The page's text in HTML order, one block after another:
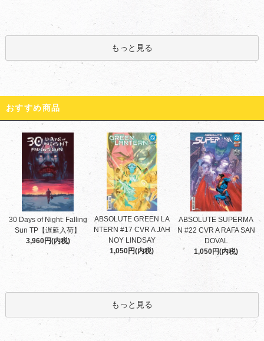
もっと見る
おすすめ商品
30 Days of Night: Falling
Sun TP【遅延入荷】
3,960円(内税)
ABSOLUTE GREEN LA
NTERN #17 CVR A JAH
NOY LINDSAY
1,050円(内税)
ABSOLUTE SUPERMA
N #22 CVR A RAFA SAN
DOVAL
1,050円(内税)
もっと見る